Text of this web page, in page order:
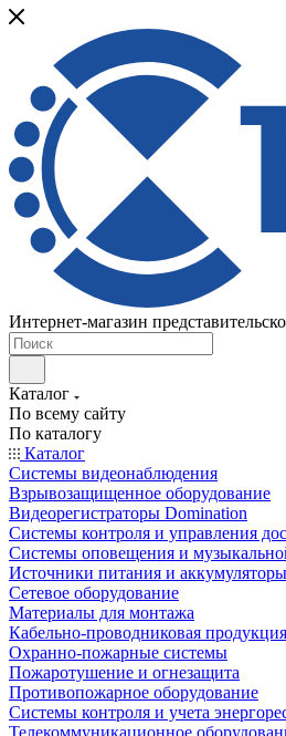
Интернет-магазин
Каталог
По всему сайту
По каталогу
Каталог
Системы видеонаблюдения
Взрывозащищенное оборудование
Видеорегистраторы Domination
Системы контроля и управления
Системы оповещения и
Источники питания и аккумуляторы
Сетевое оборудование
Материалы для монтажа
Кабельно-проводниковая продукция
Охранно-пожарные системы
Пожаротушение и огнезащита
Противопожарное оборудование
Системы контроля и учета
Телекоммуникационное